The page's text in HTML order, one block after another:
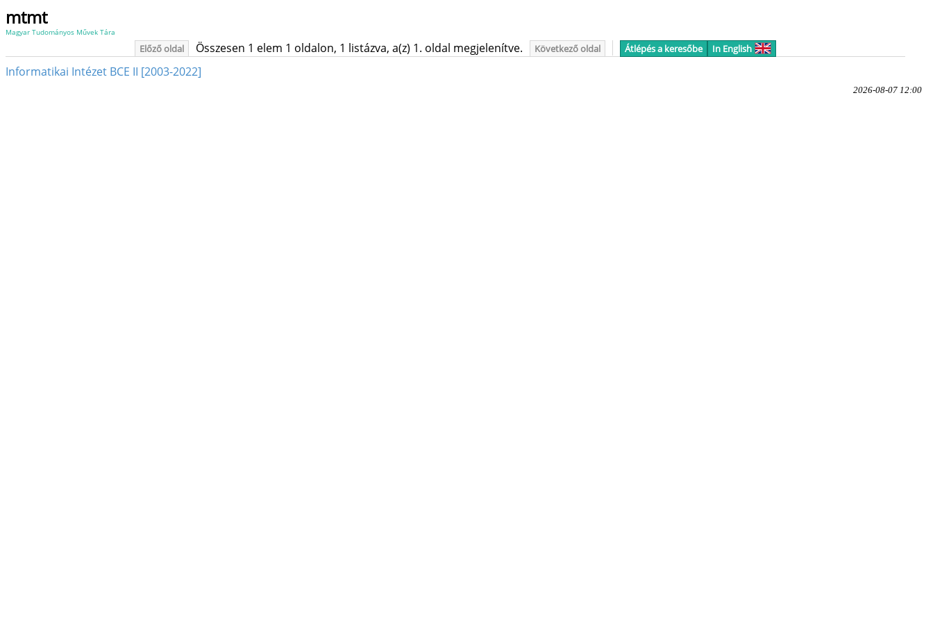
mtmt
Magyar Tudományos Művek Tára
Előző oldal Összesen 1 elem 1 oldalon, 1 listázva, a(z) 1. oldal megjelenítve. Következő oldal Átlépés a keresőbe In English
Informatikai Intézet BCE II [2003-2022]
2026-08-07 12:00